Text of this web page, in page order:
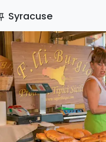
Syracuse